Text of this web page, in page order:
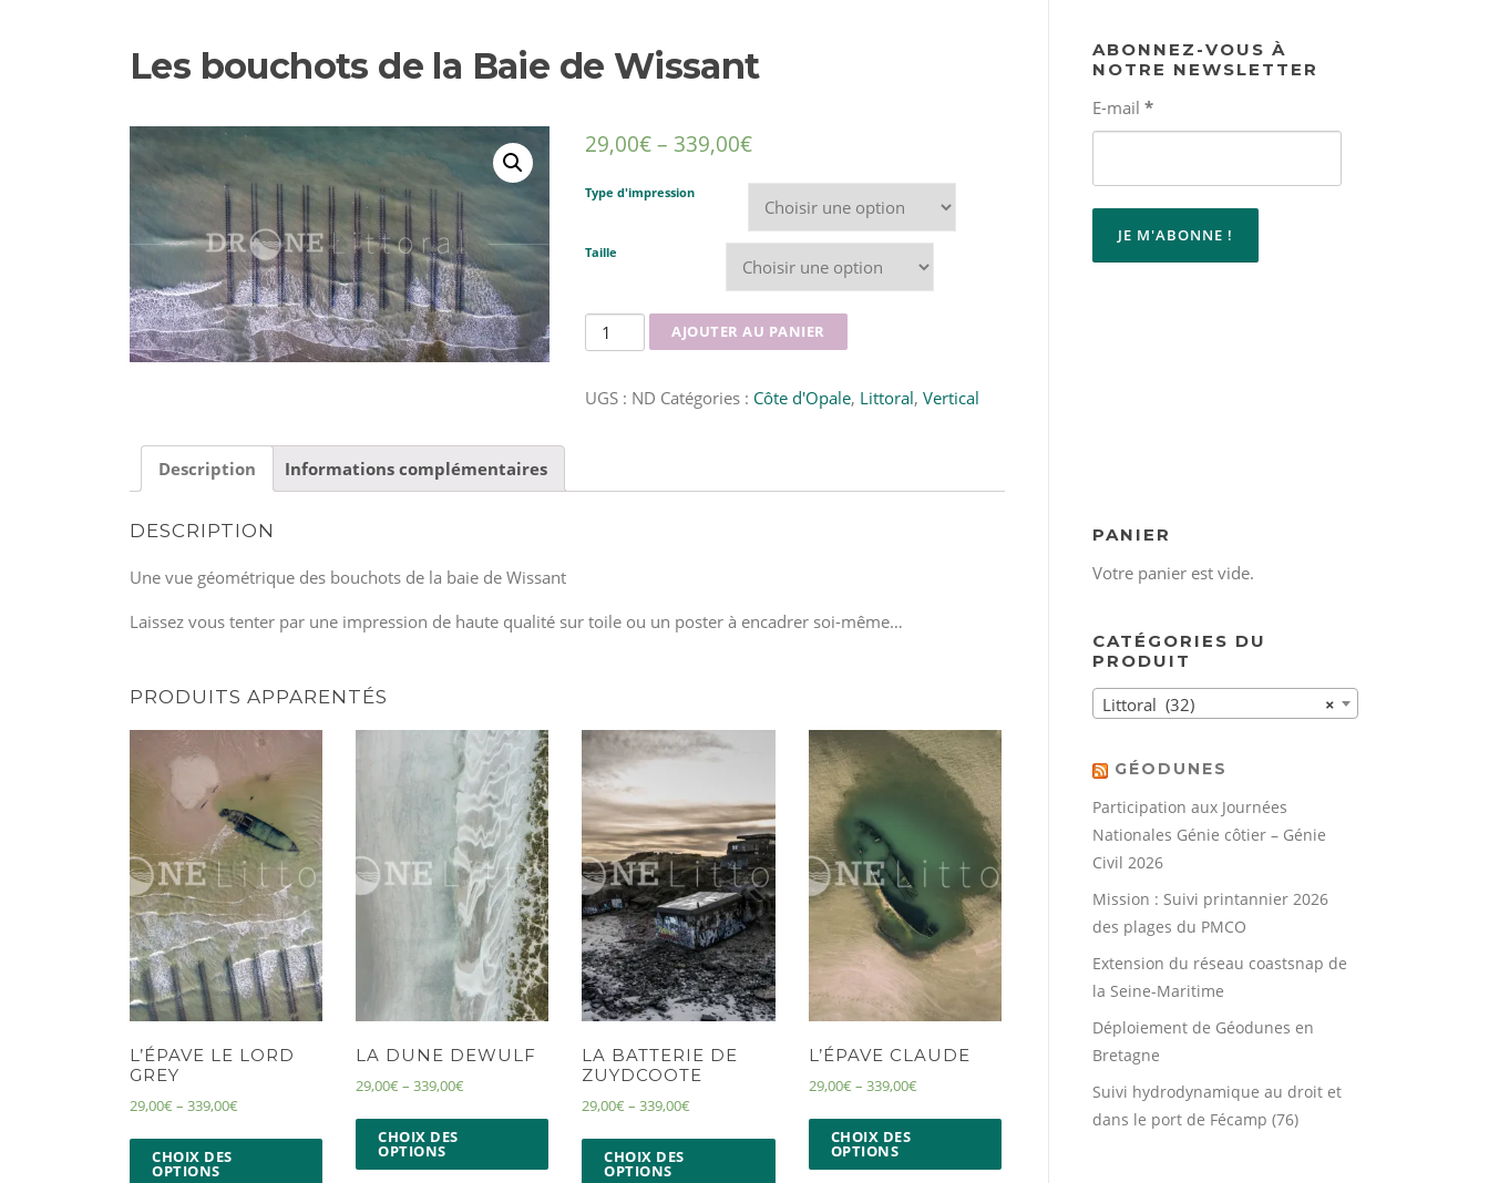
Les bouchots de la Baie de Wissant
29,00€– 339,00€
Type d'impression
Taille
quantité
de
bouchots
Baie
AJOUTER AU PANIER
UGS : ND Catégories : Côte d'Opale, Littoral, Vertical
Description Informations complémentaires
DESCRIPTION
Une vue géométrique des bouchots de la baie de Wissant
Laissez vous tenter par une impression de haute qualité sur toile ou un poster à encadrer soi-même…
PRODUITS APPARENTÉS
L’ÉPAVE LE LORD
GREY
29,00€ – 339,00€
CHOIX DES
OPTIONS
LA DUNE DEWULF
29,00€ –339,00€
CHOIX DES
OPTIONS
LA BATTERIE DE
ZUYDCOOTE
29,00€ –339,00€
CHOIX DES
OPTIONS
L’ÉPAVE CLAUDE
29,00€ – 339,00€
CHOIX DES
OPTIONS
ABONNEZ-VOUS À
NOTRE NEWSLETTER
E-mail *
PANIER
Votre panier est vide.
CATÉGORIES DU
PRODUIT
×
Littoral (32)
GÉODUNES
Participation aux Journées
Nationales Génie côtier – Génie
Civil 2026
Mission : Suivi printannier 2026
des plages du PMCO
Extension du réseau coastsnap de
la Seine-Maritime
Déploiement de Géodunes en
Bretagne
Suivi hydrodynamique au droit et
dans le port de Fécamp (76)